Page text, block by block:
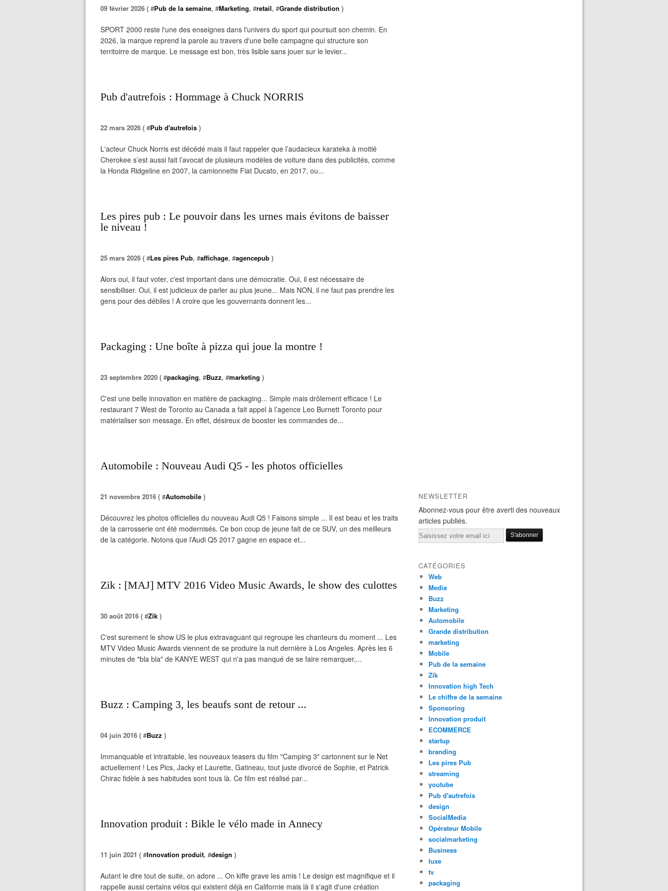
09 février 2026 ( #Pub de la semaine, #Marketing, #retail, #Grande distribution )
SPORT 2000 reste l'une des enseignes dans l'univers du sport qui poursuit son chemin. En
2026, la marque reprend la parole au travers d'une belle campagne qui structure son
territoirre de marque. Le message est bon, très lisible sans jouer sur le levier...
Pub d'autrefois : Hommage à Chuck NORRIS
22 mars 2026 ( #Pub d'autrefois )
L'acteur Chuck Norris est décédé mais il faut rappeler que l’audacieux karateka à moitié
Cherokee s’est aussi fait l’avocat de plusieurs modèles de voiture dans des publicités, comme
la Honda Ridgeline en 2007, la camionnette Fiat Ducato, en 2017, ou...
Les pires pub : Le pouvoir dans les urnes mais évitons de baisser
le niveau !
25 mars 2026 ( #Les pires Pub, #affichage, #agencepub )
Alors oui, il faut voter, c'est important dans une démocratie. Oui, il est nécessaire de
sensibiliser. Oui, il est judicieux de parler au plus jeune... Mais NON, il ne faut pas prendre les
gens pour des débiles ! A croire que les gouvernants donnent les...
Packaging : Une boîte à pizza qui joue la montre !
23 septembre 2020 ( #packaging, #Buzz, #marketing )
C'est une belle innovation en matière de packaging... Simple mais drôlement efficace ! Le
restaurant 7 West de Toronto au Canada a fait appel à l’agence Leo Burnett Toronto pour
matérialiser son message. En effet, désireux de booster les commandes de...
Automobile : Nouveau Audi Q5 - les photos officielles
21 novembre 2016 ( #Automobile )
Découvrez les photos officielles du nouveau Audi Q5 ! Faisons simple ... Il est beau et les traits
de la carrosserie ont été modernisés. Ce bon coup de jeune fait de ce SUV, un des meilleurs
de la catégorie. Notons que l’Audi Q5 2017 gagne en espace et...
Zik : [MAJ] MTV 2016 Video Music Awards, le show des culottes
30 août 2016 ( #Zik )
C'est surement le show US le plus extravaguant qui regroupe les chanteurs du moment ... Les
MTV Video Music Awards viennent de se produire la nuit dernière à Los Angeles. Après les 6
minutes de "bla bla" de KANYE WEST qui n'a pas manqué de se faire remarquer,...
Buzz : Camping 3, les beaufs sont de retour ...
04 juin 2016 ( #Buzz )
Immanquable et intraitable, les nouveaux teasers du film "Camping 3" cartonnent sur le Net
actuellement ! Les Pics, Jacky et Laurette, Gatineau, tout juste divorcé de Sophie, et Patrick
Chirac fidèle à ses habitudes sont tous là. Ce film est réalisé par...
Innovation produit : Bikle le vélo made in Annecy
11 juin 2021 ( #Innovation produit, #design )
Autant le dire tout de suite, on adore ... On kiffe grave les amis ! Le design est magnifique et il
rappelle aussi certains vélos qui existent déjà en Californie mais là il s'agit d'une création
NEWSLETTER
Abonnez-vous pour être averti des nouveaux
articles publiés.
Email
CATÉGORIES
Web
Media
Buzz
Marketing
Automobile
Grande distribution
marketing
Mobile
Pub de la semaine
Zik
Innovation high Tech
Le chiffre de la semaine
Sponsoring
Innovation produit
ECOMMERCE
startup
branding
Les pires Pub
streaming
youtube
Pub d'autrefois
design
SocialMedia
Opérateur Mobile
socialmarketing
Business
luxe
tv
packaging